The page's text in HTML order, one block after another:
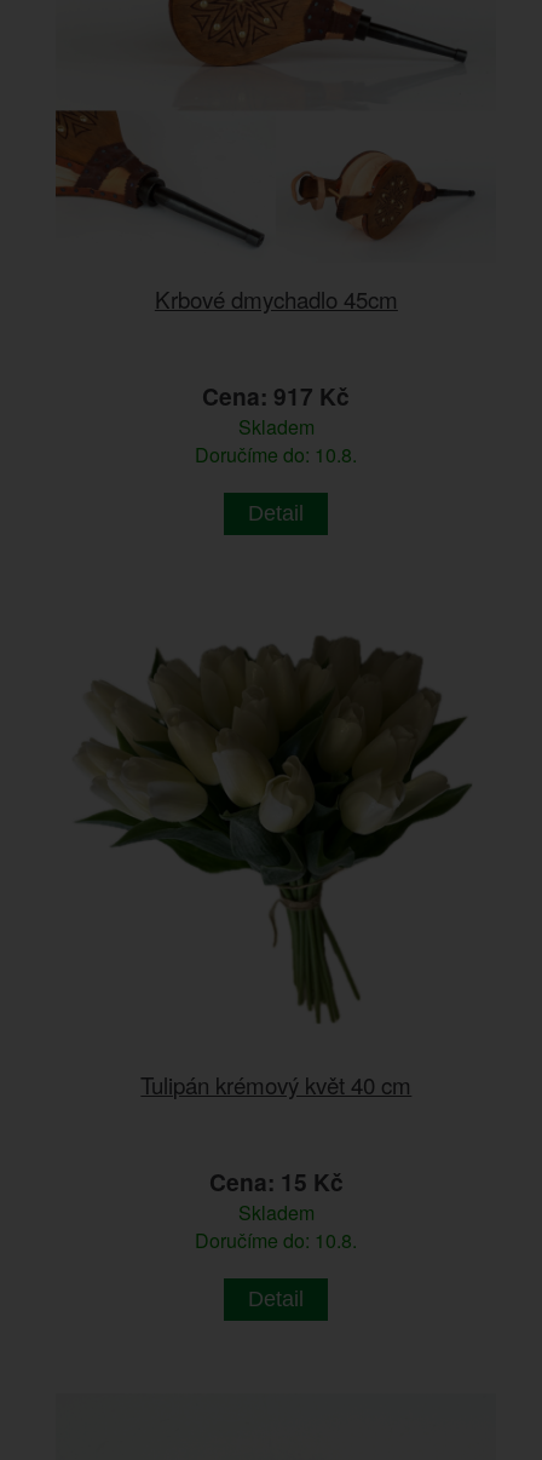
Krbové dmychadlo 45cm
Cena: 917 Kč
Skladem
Doručíme do: 10.8.
Detail
Tulipán krémový květ 40 cm
Cena: 15 Kč
Skladem
Doručíme do: 10.8.
Detail